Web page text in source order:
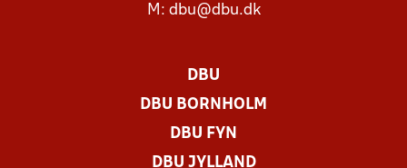
M: dbu@dbu.dk
DBU
DBU BORNHOLM
DBU FYN
DBU JYLLAND